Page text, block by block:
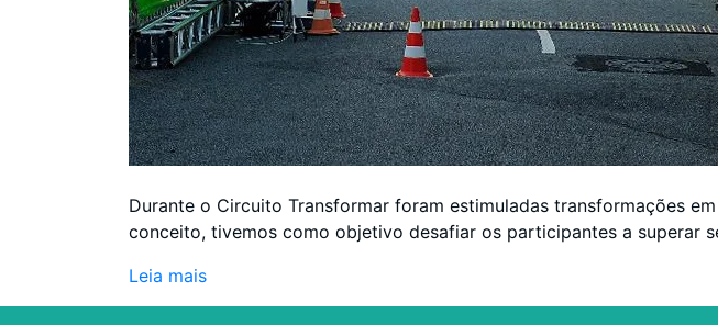
Durante o Circuito Transformar foram estimuladas transformações
conceito, tivemos como objetivo desafiar os participantes a superar
Leia mais